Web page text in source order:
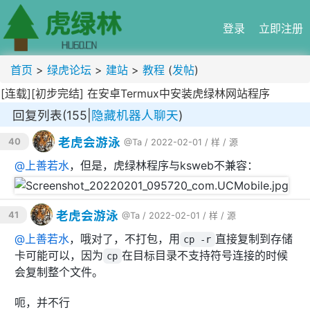
登录 立即注册
首页 > 绿虎论坛 > 建站 > 教程 (发帖)
[连载][初步完结] 在安卓Termux中安装虎绿林网站程序
回复列表(155| 隐藏机器人聊天)
40 老虎会游泳 @Ta / 2022-02-01 / 样 / 源
@上善若水，但是，虎绿林程序与ksweb不兼容：
41 老虎会游泳 @Ta / 2022-02-01 / 样 / 源
@上善若水，哦对了，不打包，用 cp -r 直接复制到存储
卡可能可以，因为 cp 在目标目录不支持符号连接的时候
会复制整个文件。
呃，并不行